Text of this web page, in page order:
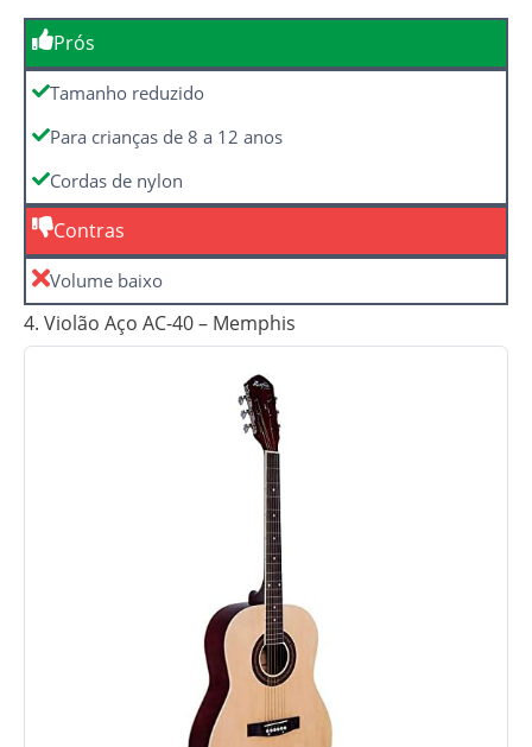
Prós
Tamanho reduzido
Para crianças de 8 a 12 anos
Cordas de nylon
Contras
Volume baixo
4. Violão Aço AC-40 – Memphis